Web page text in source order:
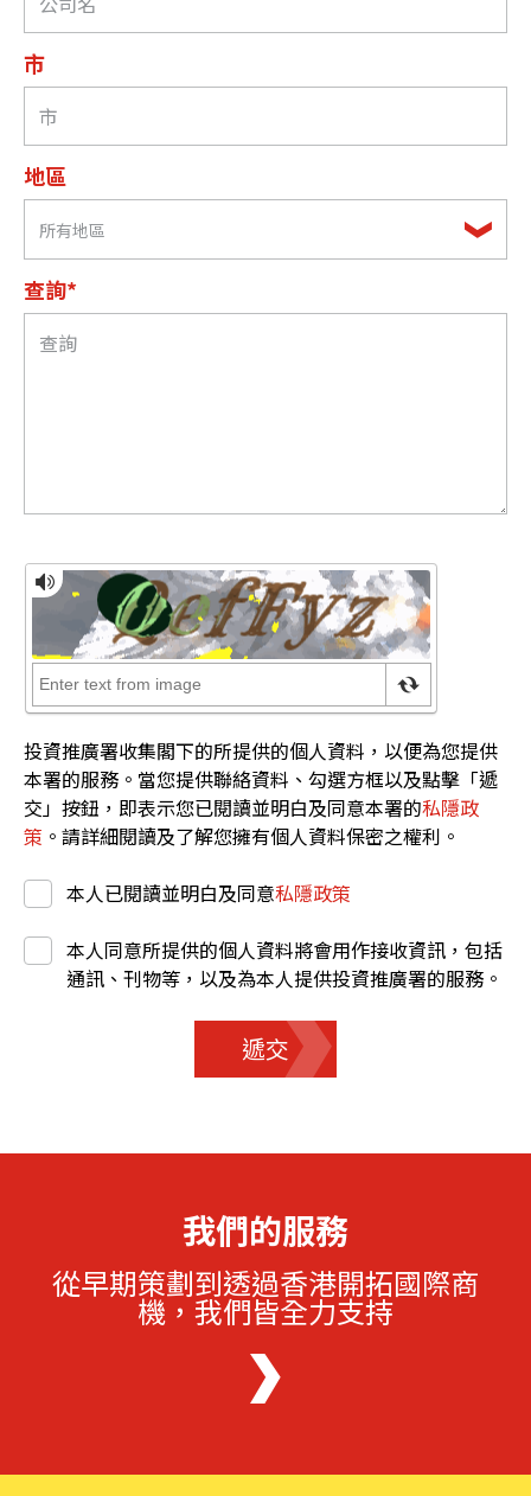
市
地區
所有地區
查詢*
投資推廣署收集閣下的所提供的個人資料，以便為您提供
本署的服務。當您提供聯絡資料、勾選方框以及點擊「遞
交」按鈕，即表示您已閱讀並明白及同意本署的私隱政
策 。請詳細閱讀及了解您擁有個人資料保密之權利。
本人已閱讀並明白及同意私隱政策
本人同意所提供的個人資料將會用作接收資訊，包括
通訊、刊物等，以及為本人提供投資推廣署的服務。
遞交
我們的服務
從早期策劃到透過香港開拓國際商
機，我們皆全力支持